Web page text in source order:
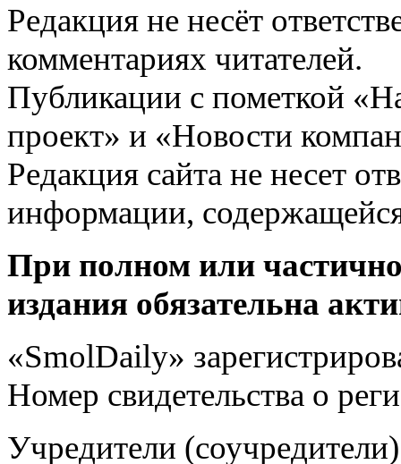
Редакция не несёт
комментариях читателей.
Публикации с пометкой
проект» и «Новости
Редакция сайта не несет
информации,
При полном или
издания обязательна
«SmolDaily»
Номер свидетельства о
Учредители